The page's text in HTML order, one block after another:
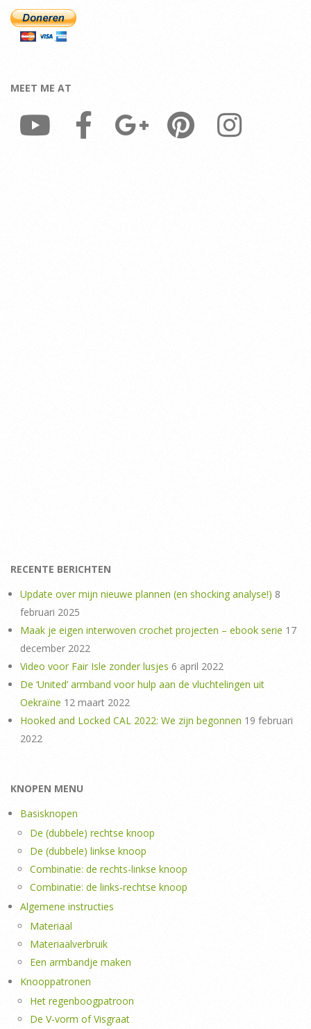
MEET ME AT
RECENTE BERICHTEN
Update over mijn nieuwe plannen (en shocking analyse!) 8
februari 2025
Maak je eigen interwoven crochet projecten – ebook serie 17
december 2022
Video voor Fair Isle zonder lusjes 6 april 2022
De ‘United’ armband voor hulp aan de vluchtelingen uit
Oekraïne 12 maart 2022
Hooked and Locked CAL 2022: We zijn begonnen 19 februari
2022
KNOPEN MENU
Basisknopen
De (dubbele) rechtse knoop
De (dubbele) linkse knoop
Combinatie: de rechts-linkse knoop
Combinatie: de links-rechtse knoop
Algemene instructies
Materiaal
Materiaalverbruik
Een armbandje maken
Knooppatronen
Het regenboogpatroon
De V-vorm of Visgraat